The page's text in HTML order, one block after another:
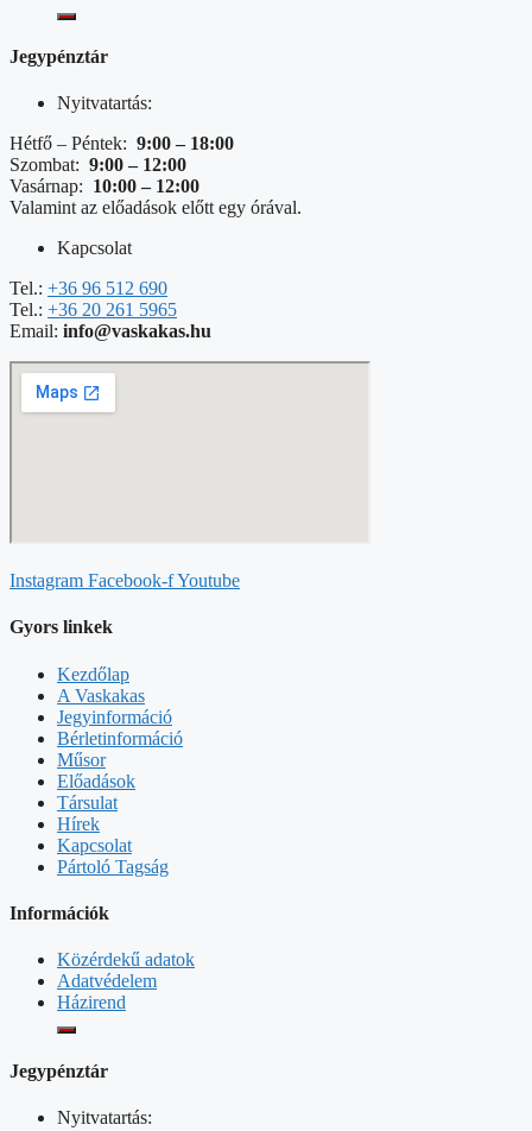
Jegypénztár
Nyitvatartás:
Hétfő – Péntek: 9:00 – 18:00
Szombat: 9:00 – 12:00
Vasárnap: 10:00 – 12:00
Valamint az előadások előtt egy órával.
Kapcsolat
Tel.: +36 96 512 690
Tel.: +36 20 261 5965
Email: info@vaskakas.hu
Instagram Facebook-fYoutube
Gyors linkek
Kezdőlap
A Vaskakas
Jegyinformáció
Bérletinformáció
Műsor
Előadások
Társulat
Hírek
Kapcsolat
Pártoló Tagság
Információk
Közérdekű adatok
Adatvédelem
Házirend
Jegypénztár
Nyitvatartás: